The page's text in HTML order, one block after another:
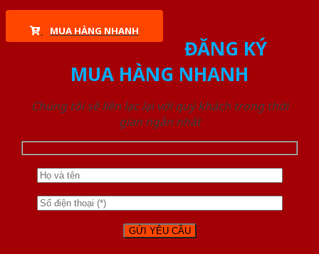
MUA HÀNG NHANH
ĐĂNG KÝ
MUA HÀNG NHANH
Chúng tôi sẽ liên lạc lại với quý khách trong thời
gian ngắn nhất